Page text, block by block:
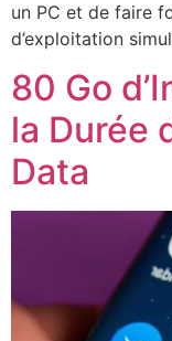
un PC et de faire
d’exploitation
80 Go
la Durée
Data